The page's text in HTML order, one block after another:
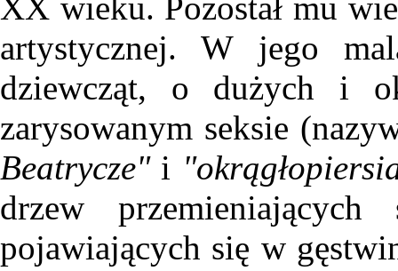
artystycznej. W jego
dziewcząt, o dużych i
zarysowanym seksie
Beatrycze"i
drzew
pojawiających się w